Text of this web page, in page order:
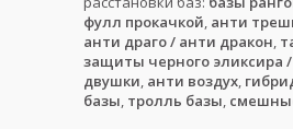
фулл прокачкой, анти
анти драго / анти дракон,
защиты черного эликсира
двушки, анти воздух,
базы, тролль базы,